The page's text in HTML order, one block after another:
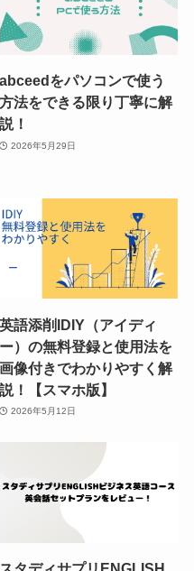
abceedをパソコンで使う
方法をできる限り丁寧に解
説！
2026年5月29日
英語添削IDIY（アイディ
ー）の無料登録と使用法を
画像付きでわかりやすく解
説！【スマホ版】
2026年5月12日